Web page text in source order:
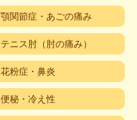
顎関節症・あごの痛み
テニス肘（肘の痛み）
花粉症・鼻炎
便秘・冷え性